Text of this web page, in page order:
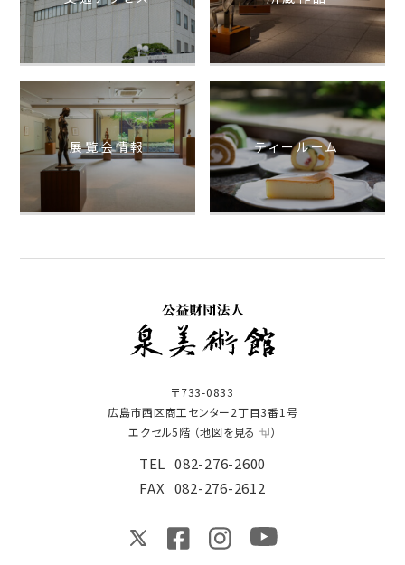
展覧会情報 ティールーム
〒733-0833
広島市西区商工センター2丁目3番1号
エクセル5階 （地図を見る ）
TEL 082-276-2600
FAX 082-276-2612